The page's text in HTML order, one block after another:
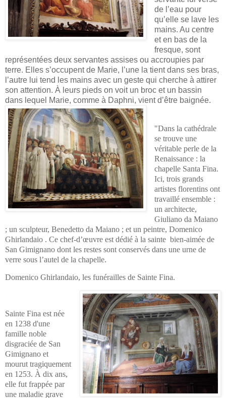
de l’eau pour
qu’elle se lave les
mains. Au centre
et en bas de la
fresque, sont
représentées deux servantes assises ou accroupies par
terre. Elles s’occupent de Marie, l’une la tient dans ses bras,
l’autre lui tend les mains avec un geste qui cherche à attirer
son attention. À leurs pieds on voit un broc et un bassin
dans lequel Marie, comme à Daphni, vient d’être baignée.
"Dans la cathédrale
se trouve une
véritable perle de la
Renaissance : la
chapelle Santa Fina.
Ici, trois grands
artistes florentins ont
travaillé ensemble :
un architecte,
Giuliano da Maiano
; un sculpteur, Benedetto da Maiano ; et un peintre, Domenico
Ghirlandaio . Ce chef-d’œuvre est dédié à la sainte bien-aimée de
San Gimignano dont les restes sont conservés dans une urne de
verre sous l’autel de la chapelle.
Domenico Ghirlandaio, les funérailles de Sainte Fina.
Sainte Fina est née
en 1238 d'une
famille noble
disgraciée de San
Gimignano et
mourut tragiquement
en 1253. À dix ans,
elle fut frappée par
une maladie grave